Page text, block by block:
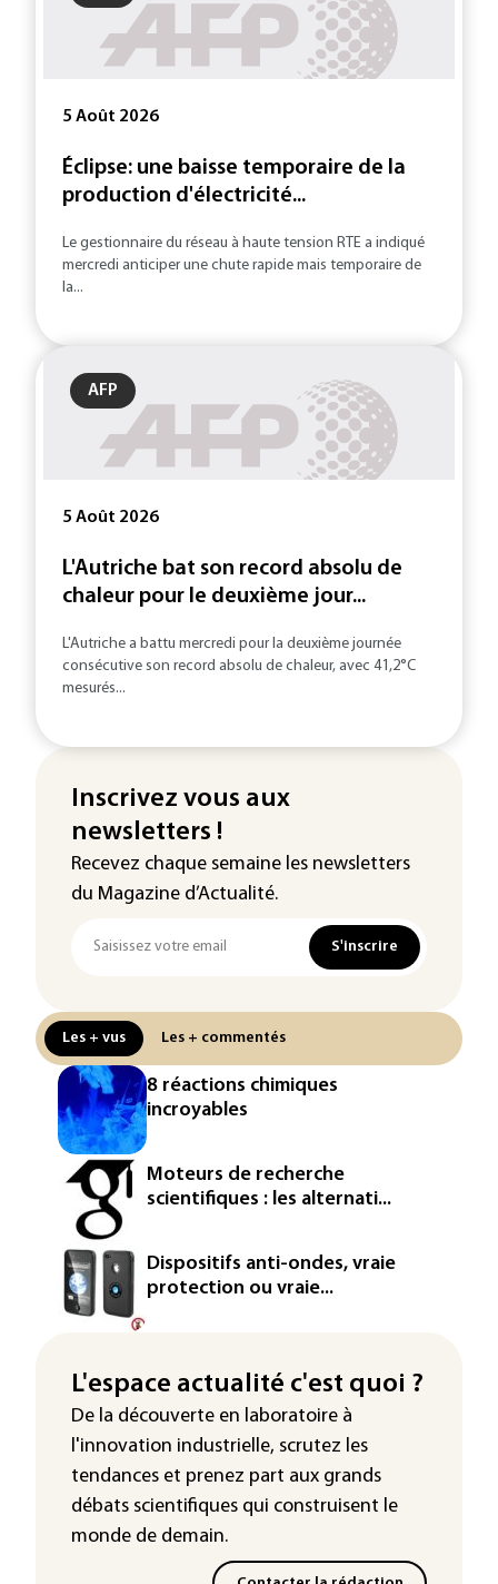
5 Août 2026
Éclipse: une baisse temporaire de la
production d'électricité...
Le gestionnaire du réseau à haute tension RTE a indiqué
mercredi anticiper une chute rapide mais temporaire de
la...
AFP
5 Août 2026
L'Autriche bat son record absolu de
chaleur pour le deuxième jour...
L'Autriche a battu mercredi pour la deuxième journée
consécutive son record absolu de chaleur, avec 41,2°C
mesurés...
Inscrivez vous aux
newsletters !
Recevez chaque semaine les newsletters
du Magazine d’Actualité.
S'inscrire
Les + vus Les + commentés
8 réactions chimiques
incroyables
Moteurs de recherche
scientifiques : les alternati...
Dispositifs anti-ondes, vraie
protection ou vraie...
L'espace actualité c'est quoi ?
De la découverte en laboratoire à
l'innovation industrielle, scrutez les
tendances et prenez part aux grands
débats scientifiques qui construisent le
monde de demain.